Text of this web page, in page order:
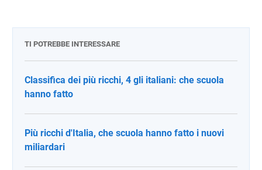
TI POTREBBE INTERESSARE
Classifica dei più ricchi, 4 gli italiani: che scuola
hanno fatto
Più ricchi d'Italia, che scuola hanno fatto i nuovi
miliardari